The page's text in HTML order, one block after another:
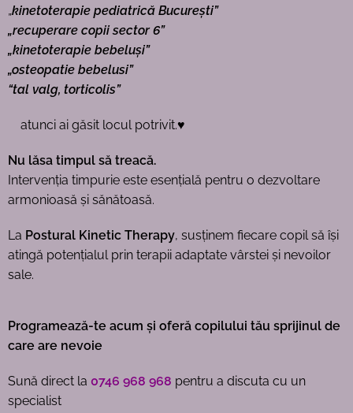
„kinetoterapie pediatrică București”
„recuperare copii sector 6”
„kinetoterapie bebeluși”
„osteopatie bebelusi”
“tal valg, torticolis”
atunci ai găsit locul potrivit.♥
Nu lăsa timpul să treacă.
Intervenția timpurie este esențială pentru o dezvoltare
armonioasă și sănătoasă.
La Postural Kinetic Therapy, susținem fiecare copil să își
atingă potențialul prin terapii adaptate vârstei și nevoilor
sale.
Programează-te acum și oferă copilului tău sprijinul de
care are nevoie
Sună direct la 0746 968 968 pentru a discuta cu un
specialist